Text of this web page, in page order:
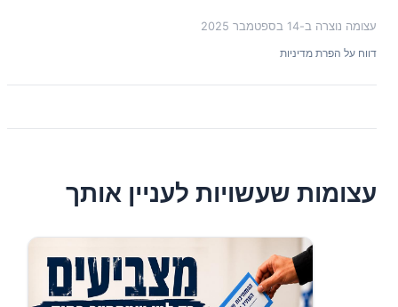
עצומה נוצרה ב-14 בספטמבר 2025
דווח על הפרת מדיניות
עצומות שעשויות לעניין אותך